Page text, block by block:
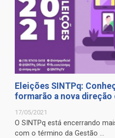
Eleições SINTPq:
formarão a nova
17/05/2021
O SINTPq está encerrando
com o término da Gestão ...